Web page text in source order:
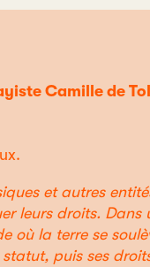
Camille de
et autres
leurs droits. Dans
où la terre se
puis ses